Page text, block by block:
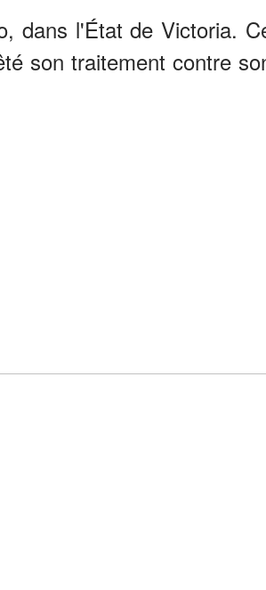
dans l'État de Victoria.
son traitement contre